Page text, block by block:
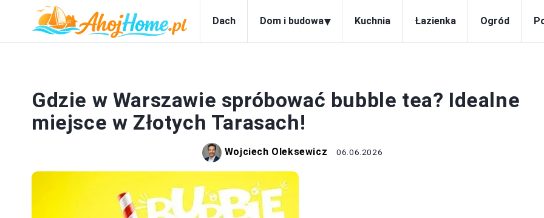
Dach Dom i budowa▾ Kuchnia Łazienka Ogród
Gdzie w Warszawie spróbować bubble tea? Idealne
miejsce w Złotych Tarasach!
Wojciech Oleksewicz 06.06.2026